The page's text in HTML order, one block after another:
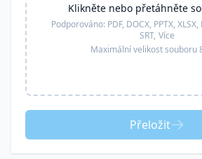
Klikněte nebo přetáhněte
Podporováno: PDF, DOCX, PPTX,
SRT, Více
Maximální velikost souboru
Přeložit